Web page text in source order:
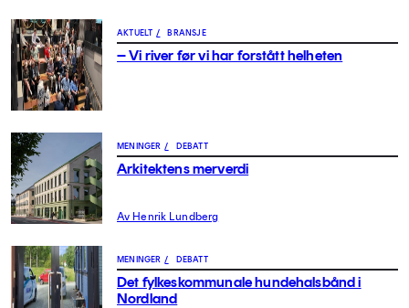
AKTUELT / BRANSJE
– Vi river før vi har forstått helheten
MENINGER / DEBATT
Arkitektens merverdi
Av Henrik Lundberg
MENINGER / DEBATT
Det fylkeskommunale hundehalsbånd i
Nordland